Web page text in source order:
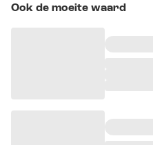
Ook de moeite waard